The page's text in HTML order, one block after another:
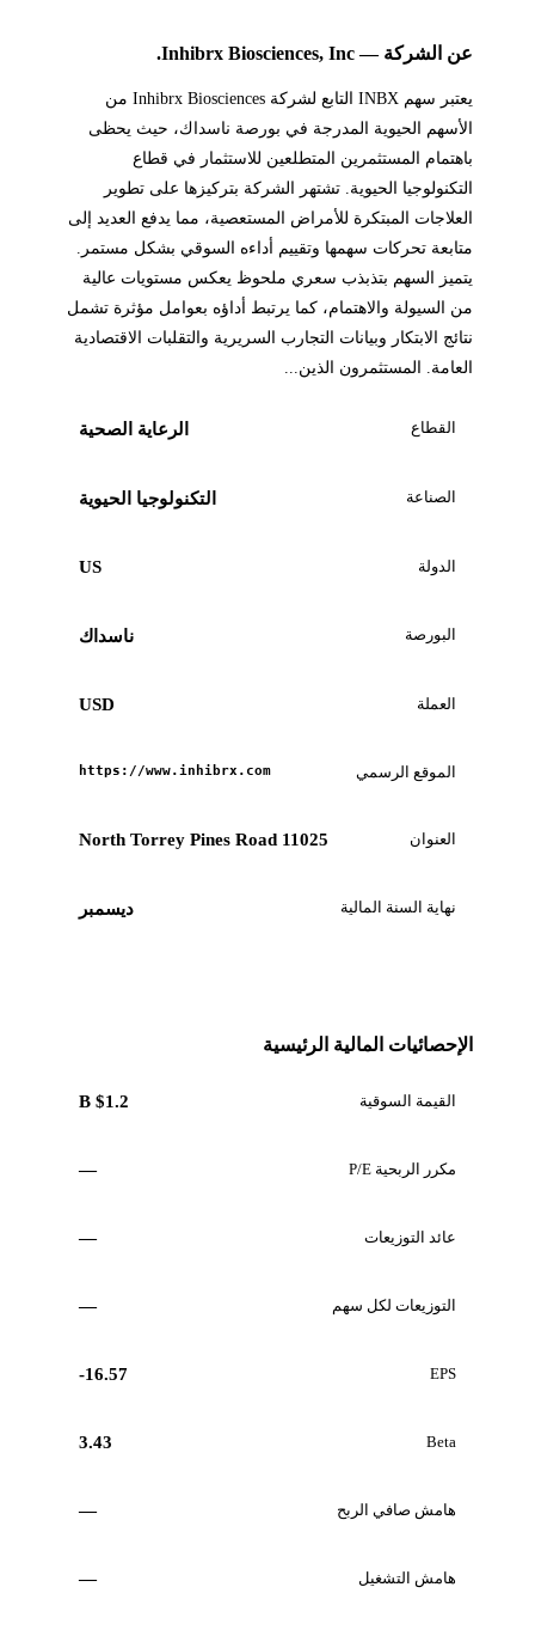
عن الشركة — Inhibrx Biosciences, Inc.
يعتبر سهم INBX التابع لشركة Inhibrx Biosciences من
الأسهم الحيوية المدرجة في بورصة ناسداك، حيث يحظى
باهتمام المستثمرين المتطلعين للاستثمار في قطاع
التكنولوجيا الحيوية. تشتهر الشركة بتركيزها على تطوير
العلاجات المبتكرة للأمراض المستعصية، مما يدفع العديد إلى
متابعة تحركات سهمها وتقييم أداءه السوقي بشكل مستمر.
يتميز السهم بتذبذب سعري ملحوظ يعكس مستويات عالية
من السيولة والاهتمام، كما يرتبط أداؤه بعوامل مؤثرة تشمل
نتائج الابتكار وبيانات التجارب السريرية والتقلبات الاقتصادية
العامة. المستثمرون الذين...
القطاع الرعاية الصحية
الصناعة التكنولوجيا الحيوية
الدولة US
البورصة ناسداك
العملة USD
الموقع الرسمي https://www.inhibrx.com
العنوان 11025 North Torrey Pines Road
نهاية السنة المالية ديسمبر
الإحصائيات المالية الرئيسية
القيمة السوقية $1.2 B
مكرر الربحية P/E —
عائد التوزيعات —
التوزيعات لكل سهم —
EPS
-16.57
Beta
3.43
هامش صافي الربح —
هامش التشغيل —